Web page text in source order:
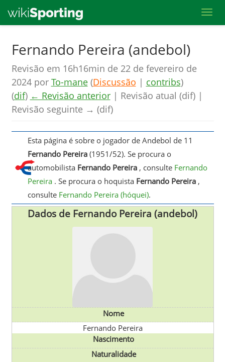
main
content
Fernando Pereira (andebol)
Revisão em 16h16min de 22 de fevereiro de
2024 por To-mane (Discussão | contribs)
(dif) ← Revisão anterior| Revisão atual (dif) |
Revisão seguinte → (dif)
Esta página é sobre o jogador de Andebol de 11
Fernando Pereira (1951/52). Se procura o
automobilista Fernando Pereira , consulte Fernando
Pereira . Se procura o hoquista Fernando Pereira ,
consulte Fernando Pereira (hóquei).
Dados de Fernando Pereira (andebol)
Nome
Fernando Pereira
Nascimento
Naturalidade